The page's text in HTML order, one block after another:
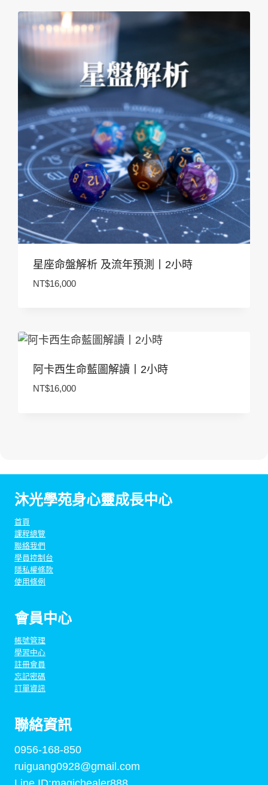
星座命盤解析 及流年預測丨2小時
NT$16,000
阿卡西生命藍圖解讀丨2小時
NT$16,000
沐光學苑身心靈成長中心
首頁
課程總覽
聯絡我們
學員控制台
隱私權條款
使用條例
會員中心
帳號管理
學習中心
註冊會員
忘記密碼
訂單資訊
聯絡資訊
0956-168-850
ruiguang0928@gmail.com